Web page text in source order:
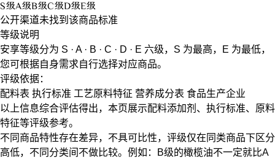
S级A级B级C级D级E级
公开渠道未找到该商品标准
等级说明
安享等级分为 S · A · B · C · D · E 六级， S 为最高， E 为最低，
您可根据自身需求自行选择对应商品。
评级依据：
配料表 执行标准 工艺原料特征 营养成分表 食品生产企业
以上信息综合评估得出，本页展示配料添加剂 、 执行标准、 原料
特征等评级参考。
不同商品特性存在差异，不具可比性，评级仅在 同类商品下区分
高低，不同分类间不做比较。例如：B级的橄榄油不一定就比A